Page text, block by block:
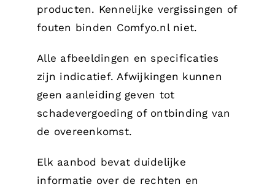
producten. Kennelijke vergissingen of
fouten binden Comfyo.nl niet.
Alle afbeeldingen en specificaties
zijn indicatief. Afwijkingen kunnen
geen aanleiding geven tot
schadevergoeding of ontbinding van
de overeenkomst.
Elk aanbod bevat duidelijke
informatie over de rechten en